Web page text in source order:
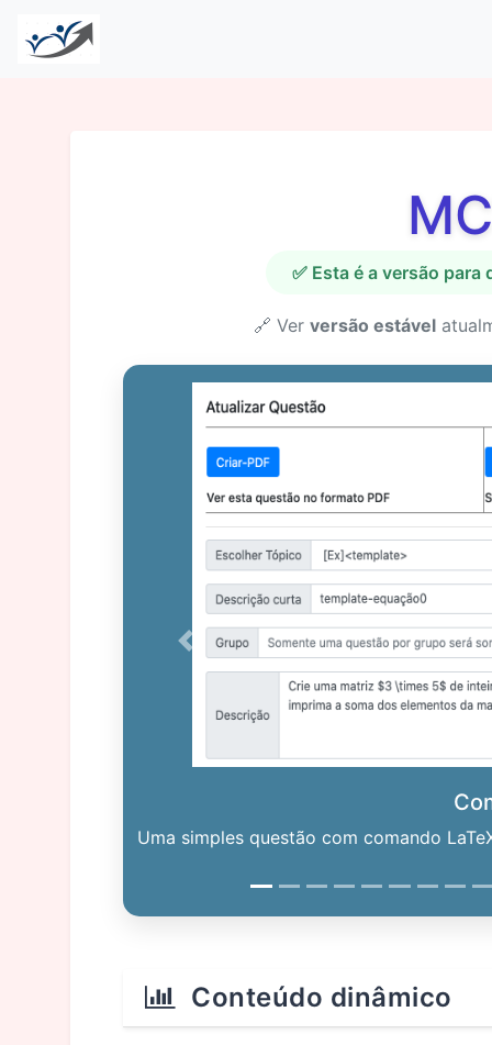
✅ Esta é a versão
🔗 Ver versão estável
Uma simples questão com comando
Previous
Conteúdo dinâmico